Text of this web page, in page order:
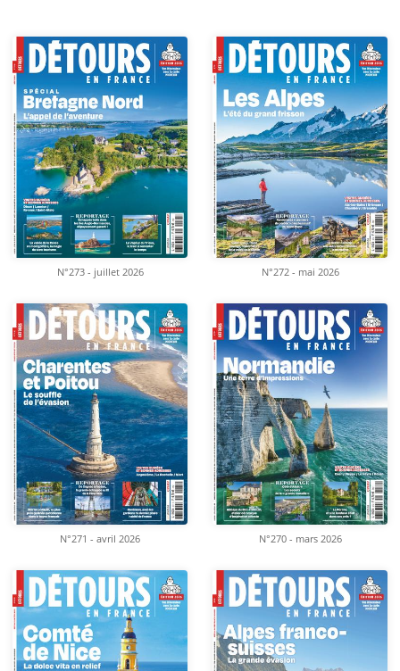
N°273 - juillet 2026 N°272 - mai 2026
N°271 - avril 2026 N°270 - mars 2026